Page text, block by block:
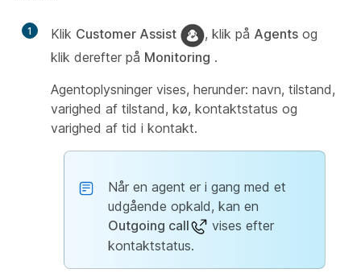
1 Klik Customer Assist , klik på Agents og
klik derefter på Monitoring .
Agentoplysninger vises, herunder: navn, tilstand,
varighed af tilstand, kø, kontaktstatus og
varighed af tid i kontakt.
Når en agent er i gang med et
udgående opkald, kan en
Outgoing call
vises efter
kontaktstatus.